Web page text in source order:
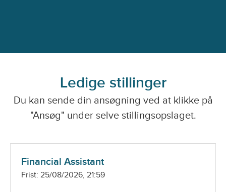
Ledige stillinger
Du kan sende din ansøgning ved at klikke på
"Ansøg" under selve stillingsopslaget.
Financial Assistant
Frist: 25/08/2026, 21:59